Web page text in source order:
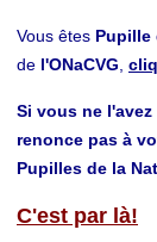
Vous êtes Pupille
de l'ONaCVG
Si vous ne
renonce pas à
Pupilles de la
C'est par là!